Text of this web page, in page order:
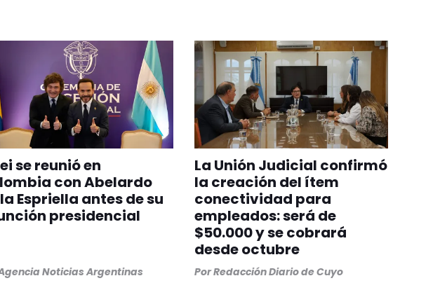
se reunió en
con Abelardo
Espriella antes de su
presidencial
Noticias Argentinas
La Unión Judicial confirmó
la creación del ítem
conectividad para
empleados: será de
$50.000 y se cobrará
desde octubre
PorRedacción Diario de Cuyo